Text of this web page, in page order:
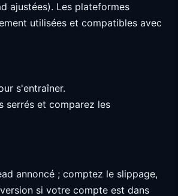
ajustées). Les plateformes
utilisées et compatibles avec
s'entraîner.
serrés et comparez les
annoncé ; comptez le slippage,
si votre compte est dans